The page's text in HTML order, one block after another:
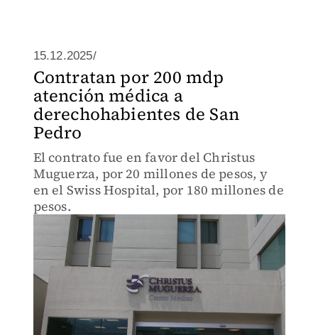
15.12.2025/
Contratan por 200 mdp
atención médica a
derechohabientes de San
Pedro
El contrato fue en favor del Christus
Muguerza, por 20 millones de pesos, y
en el Swiss Hospital, por 180 millones de
pesos.